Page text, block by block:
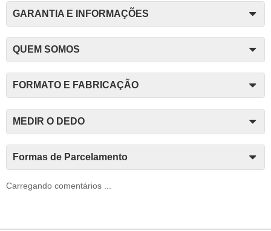
GARANTIA E INFORMAÇÕES
QUEM SOMOS
FORMATO E FABRICAÇÃO
MEDIR O DEDO
Formas de Parcelamento
Carregando comentários ...